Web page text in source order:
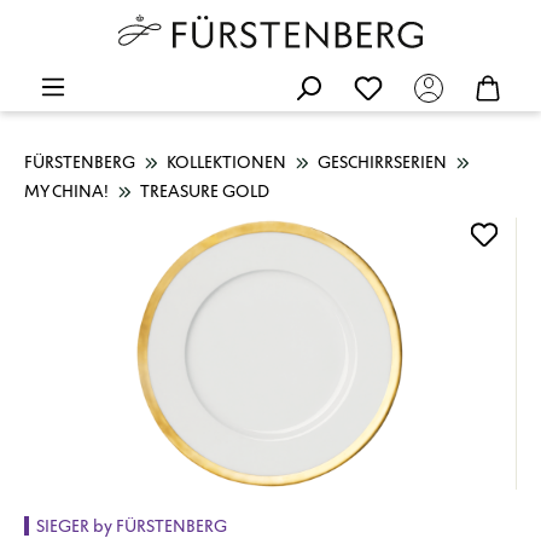
FÜRSTENBERG KOLLEKTIONEN
GESCHIRRSERIEN
MY CHINA!
TREASURE GOLD
Bildergalerie überspringen
SIEGER by FÜRSTENBERG